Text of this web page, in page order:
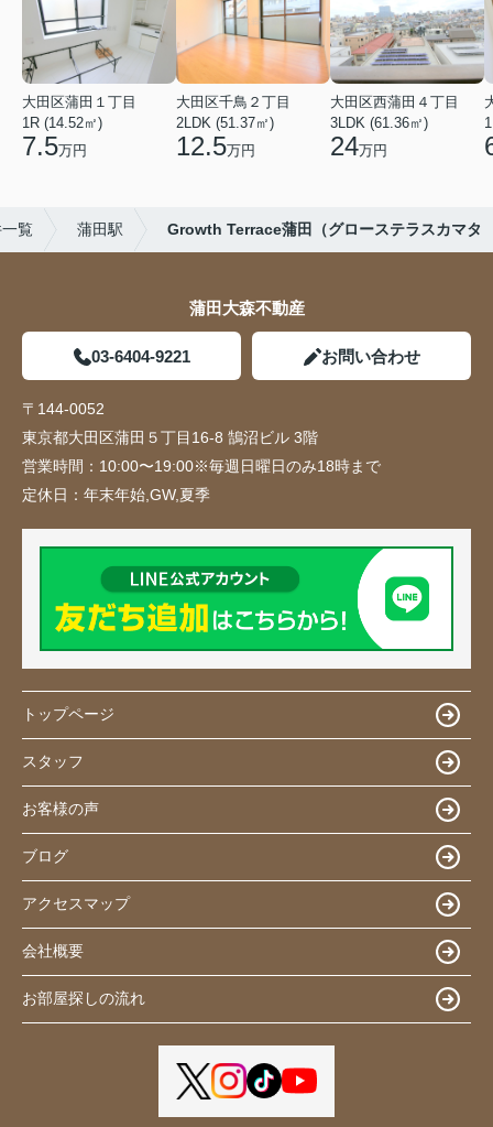
大田区蒲田１丁目
1R (14.52㎡)
7.5万円
大田区千鳥２丁目
2LDK (51.37㎡)
12.5万円
大田区西蒲田４丁目
3LDK (61.36㎡)
24万円
覧 蒲田駅 Growth Terrace蒲田（グローステラスカマタ
蒲田大森不動産
03-6404-9221 お問い合わせ
〒144-0052
東京都大田区蒲田５丁目16-8 鵠沼ビル 3階
営業時間： 10:00〜19:00※毎週日曜日のみ18時まで
定休日： 年末年始,GW,夏季
トップページ
スタッフ
お客様の声
ブログ
アクセスマップ
会社概要
お部屋探しの流れ